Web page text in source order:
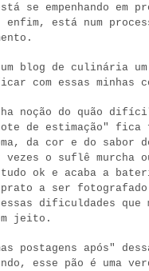
se empenhando em
está num
blog de culinária
com essas minhas
noção do quão
de estimação"
da cor e do sabor
o suflê murcha
ok e acaba a
a ser
dificuldades que
jeito.
postagens após"
esse pão é uma